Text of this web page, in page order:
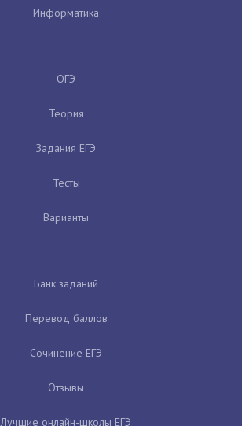
Информатика
ОГЭ
Теория
Задания ЕГЭ
Тесты
Варианты
Банк заданий
Перевод баллов
Сочинение ЕГЭ
Отзывы
Лучшие онлайн-школы ЕГЭ